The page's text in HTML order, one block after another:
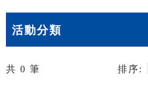
活動分類
共 0 筆 排序: